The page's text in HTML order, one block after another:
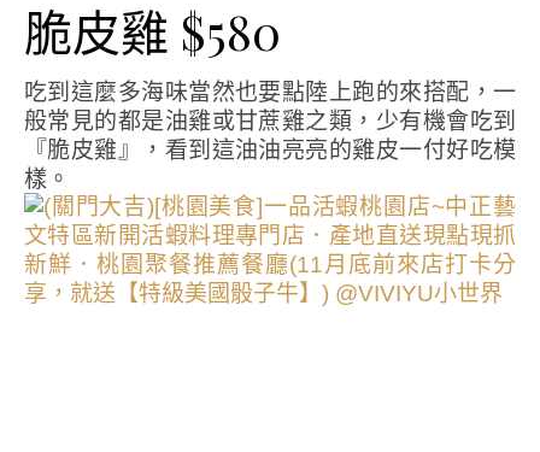
脆皮雞 $580
吃到這麼多海味當然也要點陸上跑的來搭配，一
般常見的都是油雞或甘蔗雞之類，少有機會吃到
『脆皮雞』，看到這油油亮亮的雞皮一付好吃模
樣。